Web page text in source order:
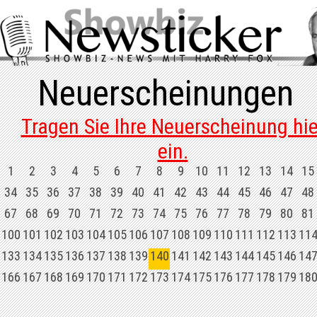
Neuerscheinungen
Tragen Sie Ihre Neuerscheinung
ein.
1 2 3 4 5 6 7 8 9 10 11 12 13 14 15
34 35 36 37 38 39 40 41 42 43 44 45 46 47 48
67 68 69 70 71 72 73 74 75 76 77 78 79 80 81
100101102103104105106107108109110111112113114
133134135136137138139 140141142143144145146147
166167168169170171172173174175176177178179180